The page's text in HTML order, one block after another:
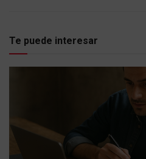
Te puede interesar